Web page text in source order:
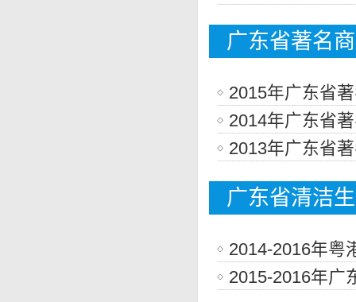
广东省著名
2015年广东省
2014年广东省
2013年广东省
广东省清洁
2014-2016年粤
2015-2016年广